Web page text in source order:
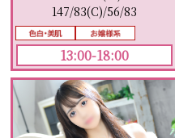
147/83(C)/56/83
13:00-18:00